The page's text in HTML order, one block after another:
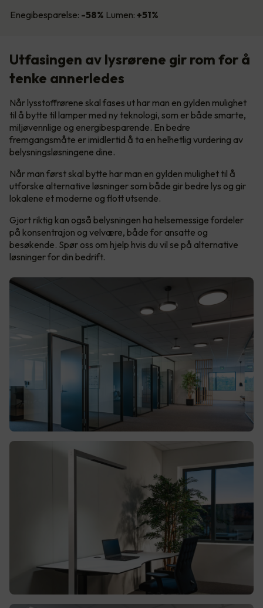
Enegibesparelse: -58% Lumen: +51%
Utfasingen av lysrørene gir rom for å
tenke annerledes
Når lysstoffrørene skal fases ut har man en gylden mulighet
til å bytte til lamper med ny teknologi, som er både smarte,
miljøvennlige og energibesparende. En bedre
fremgangsmåte er imidlertid å ta en helhetlig vurdering av
belysningsløsningene dine.
Når man først skal bytte har man en gylden mulighet til å
utforske alternative løsninger som både gir bedre lys og gir
lokalene et moderne og flott utsende.
Gjort riktig kan også belysningen ha helsemessige fordeler
på konsentrajon og velvære, både for ansatte og
besøkende. Spør oss om hjelp hvis du vil se på alternative
løsninger for din bedrift.